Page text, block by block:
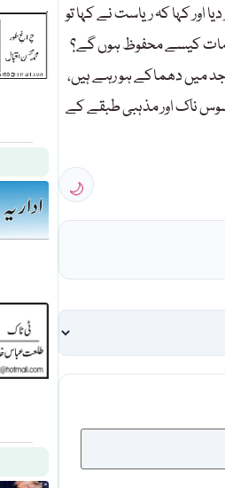
کہا کہ ریاست نے کہا تو
کیسے محفوظ ہوں گے؟
میں دھماکے ہو رہے ہیں،
ناک اور مذہبی طبقے کے
🌙